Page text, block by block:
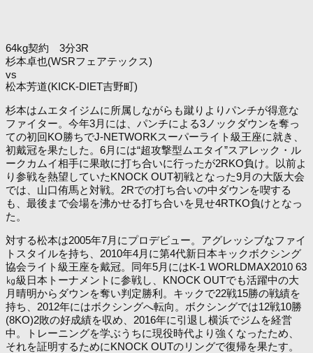
64kg契約 3分3R
杉本卓也(WSRフェアテックス)
vs
松本芳道(KICK-DIET吉野町)
杉本はムエタイジムに所属しながらも蹴りよりパンチが得意な
ファイター。今年3月には、パンチによる3ノックダウンを奪っ
ての初回KO勝ちでJ-NETWORKスーパーライト級王座に就き、
初戴冠を果たした。6月には“超攻撃型ムエタイ”スアレック・ル
ークカムイ相手に果敢に打ち合いに行ったが2RKO負け。以前よ
り参戦を熱望していたKNOCK OUT初戦となった9月の大阪大会
では、山口侑馬と対戦。2Rでの打ち合いの中ダウンを喫する
も、最後まで会場を沸かせる打ち合いを見せ4RTKO負けとなっ
た。
対する松本は2005年7月にプロデビュー。アグレッシブなファイ
トスタイルを持ち、2010年4月に第4代新日本キックボクシング
協会ライト級王座を戴冠。同年5月にはK-1 WORLDMAX2010 63
㎏級日本トーナメントに参戦し、KNOCK OUTでも活躍中の大
月晴明からダウンを奪い判定勝利。キックで22戦15勝の戦績を
持ち、2012年にはボクシングへ転向。ボクシングでは12戦10勝
(8KO)2敗の好成績を収め、2016年に引退し横浜でジムを経営
中。トレーニングを学ぶうちに現役時代より強くなったため、
それを証明するためにKNOCK OUTのリングで復帰を果たす。